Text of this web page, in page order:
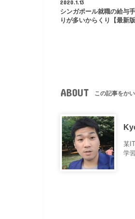
2020.1.13
シンガポール就職の給与
りが多いからくり【最新版
ABOUT この記事をか
某
学